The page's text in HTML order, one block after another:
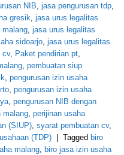
NIB, jasa pengurusan tdp,
gresik, jasa urus legalitas
malang, jasa urus legalitas
sidoarjo, jasa urus legalitas
cv, Paket pendirian pt,
, pembuatan siup
, pengurusan izin usaha
, pengurusan izin usaha
, pengurusan NIB dengan
malang, perijinan usaha
(SIUP), syarat pembuatan cv,
(TDP) Tagged biro
malang, biro jasa izin usaha